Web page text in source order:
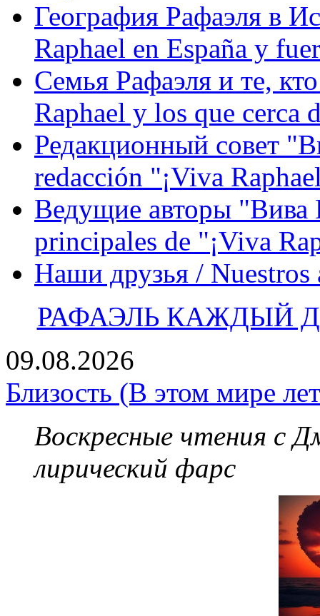
География Рафаэля в
Raphael en España y
Семья Рафаэля и те,
Raphael y los que cerca
Редакционный совет
redacción "¡Viva
Ведущие авторы "Вива
principales de "¡Viva
Наши друзья / Nuestros
РАФАЭЛЬ КАЖДЫЙ
09.08.2026
Близость (В этом мире
Воскресные чтения с
лирический фарс